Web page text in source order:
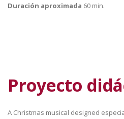
Duración aproximada 60 min.
Proyecto
A Christmas musical designed